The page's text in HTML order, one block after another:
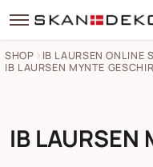
SHOP IB LAURSEN ONLINE
IB LAURSEN MYNTE
IB